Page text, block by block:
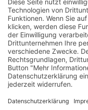
Dokumente
HOTLINE
PURELINK.DE